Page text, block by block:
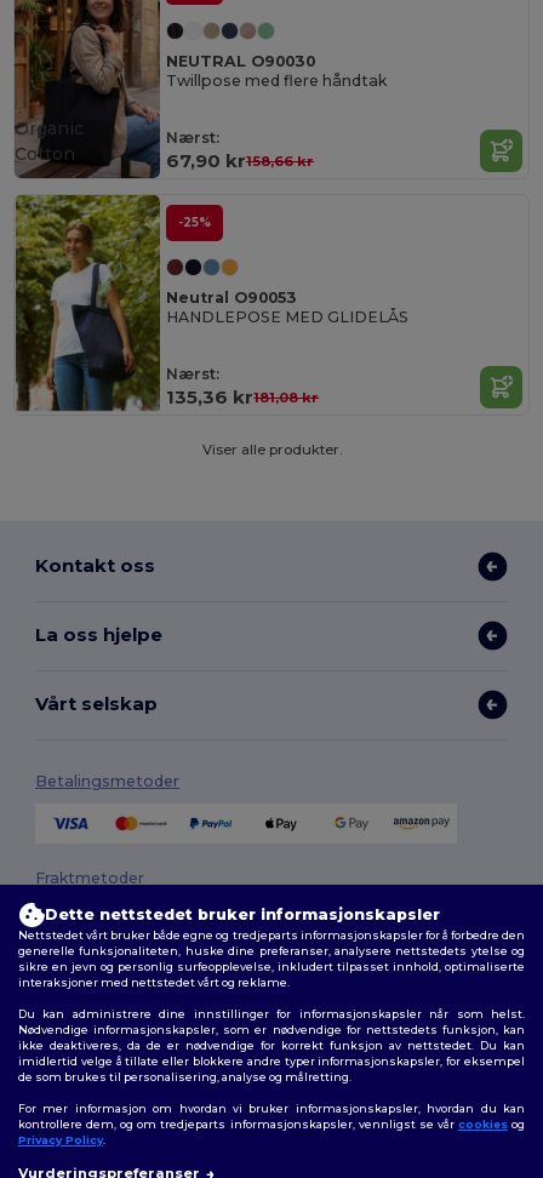
NEUTRAL O90030
Twillpose med flere håndtak
Nærst:
67,90 kr158,66 kr
Organic
Cotton
-25%
Neutral O90053
HANDLEPOSE MED GLIDELÅS
Nærst:
135,36 kr181,08 kr
Viser alle produkter.
Kontakt oss
La oss hjelpe
Vårt selskap
Betalingsmetoder
Fraktmetoder
Generelle Vilkår|personvernerklæring
Følg oss
Dette nettstedet bruker informasjonskapsler
Nettstedet vårt bruker både egne og tredjeparts informasjonskapsler for å forbedre den
generelle funksjonaliteten, huske dine preferanser, analysere nettstedets ytelse og
sikre en jevn og personlig surfeopplevelse, inkludert tilpasset innhold, optimaliserte
interaksjoner med nettstedet vårt og reklame.
Du kan administrere dine innstillinger for informasjonskapsler når som helst.
Nødvendige informasjonskapsler, som er nødvendige for nettstedets funksjon, kan
ikke deaktiveres, da de er nødvendige for korrekt funksjon av nettstedet. Du kan
imidlertid velge å tillate eller blokkere andre typer informasjonskapsler, for eksempel
de som brukes til personalisering, analyse og målretting.
For mer informasjon om hvordan vi bruker informasjonskapsler, hvordan du kan
kontrollere dem, og om tredjeparts informasjonskapsler, vennligst se vår cookiesog
Privacy Policy.
Vurderingspreferanser